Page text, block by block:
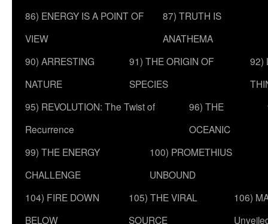
86) ENERGY IS A POINT OF
VIEW
87) TRUTH IS
ANATHEMA
90) ARRESTING
NATURE
91) THE ORIGIN OF
SPECIES
92)
95) REVOLUTION: The Twist of
Recurrence
96) THE
OCEANIC
99) THE ENERGY
CHALLENGE
100) PROMETHIUS
UNBOUND
104) FIRE DOWN
BELOW
105) THE VIRAL
SOURCE
106)